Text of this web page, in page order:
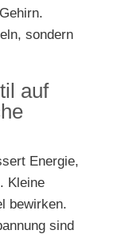
sondern
auf
Energie,
Kleine
bewirken.
sind